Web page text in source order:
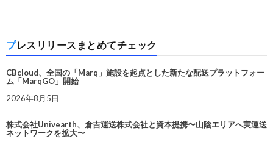
プレスリリースまとめてチェック
CBcloud、全国の「Marq」施設を起点とした新たな配送プラットフォー
ム「MarqGO」開始
2026年8月5日
株式会社Univearth、倉吉運送株式会社と資本提携〜山陰エリアへ実運送
ネットワークを拡大〜